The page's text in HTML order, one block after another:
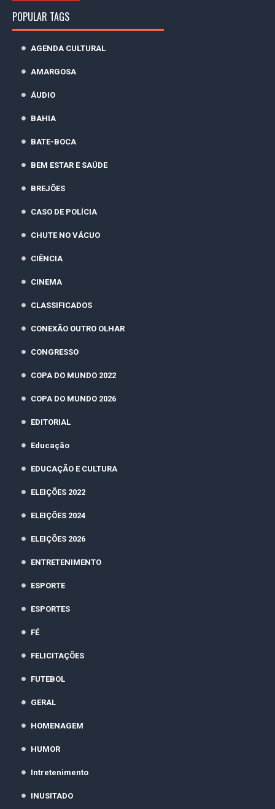
POPULAR TAGS
AGENDA CULTURAL
AMARGOSA
ÁUDIO
BAHIA
BATE-BOCA
BEM ESTAR E SAÚDE
BREJÕES
CASO DE POLÍCIA
CHUTE NO VÁCUO
CIÊNCIA
CINEMA
CLASSIFICADOS
CONEXÃO OUTRO OLHAR
CONGRESSO
COPA DO MUNDO 2022
COPA DO MUNDO 2026
EDITORIAL
Educação
EDUCAÇÃO E CULTURA
ELEIÇÕES 2022
ELEIÇÕES 2024
ELEIÇÕES 2026
ENTRETENIMENTO
ESPORTE
ESPORTES
FÉ
FELICITAÇÕES
FUTEBOL
GERAL
HOMENAGEM
HUMOR
Intretenimento
INUSITADO